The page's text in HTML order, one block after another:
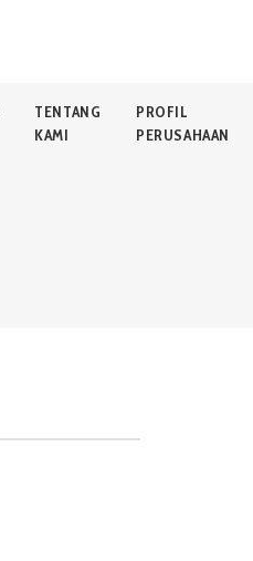
TENTANG
KAMI
PROFIL
PERUSAHAAN